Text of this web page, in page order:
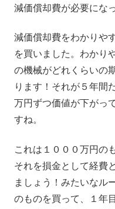
減価償却費が必要にな
減価償却費をわかりや
を買いました。わかり
の機械がどれくらいの
ります！それが５年間
万円ずつ価値が下がっ
すね。
これは１０００万円の
それを損金として経費
ましょう！みたいなル
のものを買って、１年